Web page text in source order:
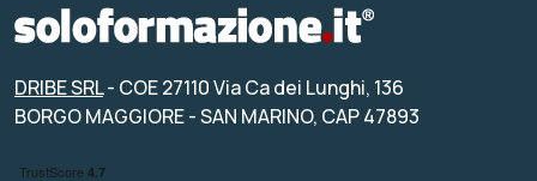
DRIBE SRL- COE 27110 Via Ca dei Lunghi, 136
BORGO MAGGIORE - SAN MARINO, CAP 47893